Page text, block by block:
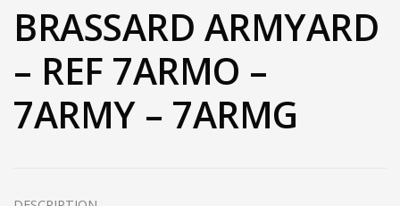
BRASSARD ARMYARD
– REF 7ARMO –
7ARMY – 7ARMG